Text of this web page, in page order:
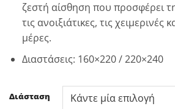
ζεστή αίσθηση που προσφέρει
τις ανοιξιάτικες, τις χειμερινές
μέρες.
Διαστάσεις: 160×220 / 220×240
Διάσταση